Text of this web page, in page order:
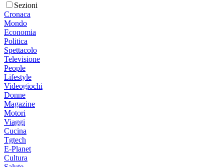
Sezioni
Cronaca
Mondo
Economia
Politica
Spettacolo
Televisione
People
Lifestyle
Videogiochi
Donne
Magazine
Motori
Viaggi
Cucina
Tgtech
E-Planet
Cultura